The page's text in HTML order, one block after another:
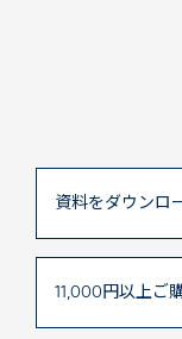
資料をダウンロ
11,000円以上ご